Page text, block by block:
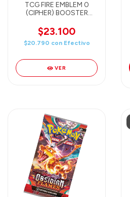
TCG FIRE EMBLEM 0
(CIPHER) BOOSTER
B12
$23.100
$20.790 con Efectivo
VER